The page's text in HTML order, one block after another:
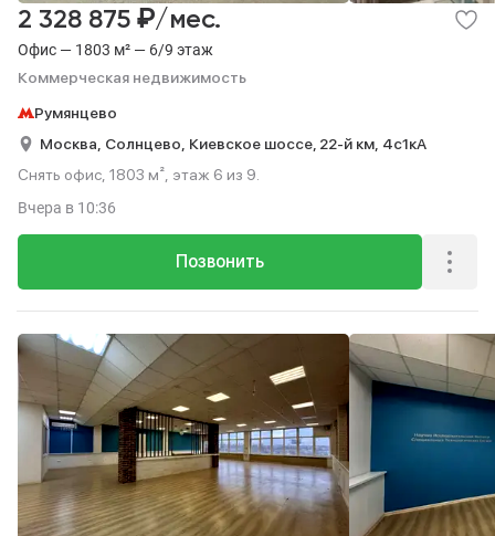
Офис — 1803 м² — 6/9 этаж
Коммерческая недвижимость
2 328 875 ₽/мес.
Румянцево
Москва, Солнцево, Киевское шоссе, 22-й км, 4с1кА
Снять офис, 1803 м², этаж 6 из 9.
Позвонить
Вчера в 10:36